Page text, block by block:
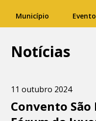
Município
Notícias
11 outubro 2024
Convento